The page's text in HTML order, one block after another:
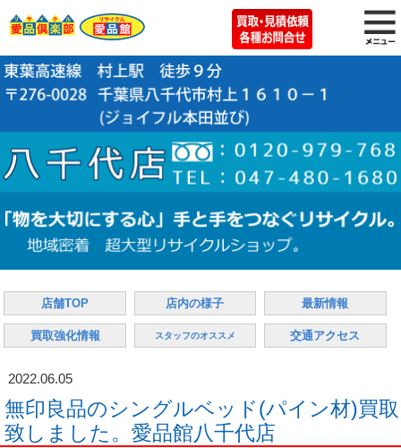
店舗TOP 店内の様子 最新情報
買取強化情報 スタッフのオススメ 交通アクセス
2022.06.05
無印良品のシングルベッド(パイン材)買取
致しました。愛品館八千代店